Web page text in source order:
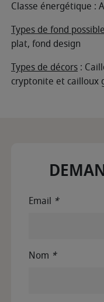
Classe énergétique : A
Types de fond possible
plat, fond design
Types de décors :
cryptonite et cailloux
Email *
Nom *